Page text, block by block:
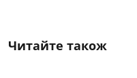
Читайте також